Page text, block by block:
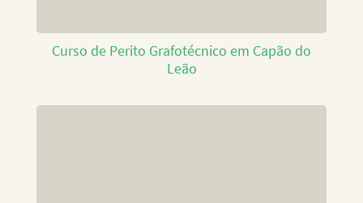
Curso de Perito Grafotécnico em Capão do
Leão